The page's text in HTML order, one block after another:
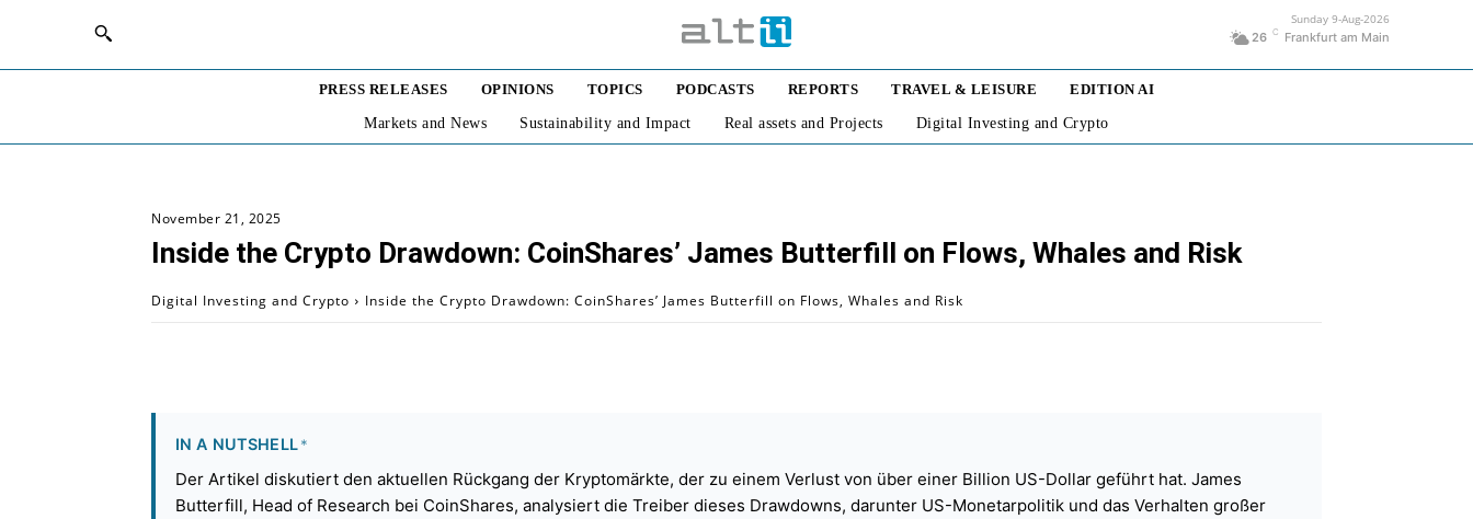
Sunday 9-Aug-2026
26 C Frankfurt am Main
PRESS RELEASES OPINIONS TOPICS PODCASTS REPORTS TRAVEL & LEISURE EDITION AI
Markets and News Sustainability and Impact Real assets and Projects Digital Investing and Crypto
November 21, 2025
Inside the Crypto Drawdown: CoinShares’ James Butterfill on Flows, Whales and Risk
Digital Investing and Crypto Inside the Crypto Drawdown: CoinShares’ James Butterfill on Flows, Whales and Risk
IN A NUTSHELL*
Der Artikel diskutiert den aktuellen Rückgang der Kryptomärkte, der zu einem Verlust von über einer Billion US-Dollar geführt hat. James
Butterfill, Head of Research bei CoinShares, analysiert die Treiber dieses Drawdowns, darunter US-Monetarpolitik und das Verhalten großer